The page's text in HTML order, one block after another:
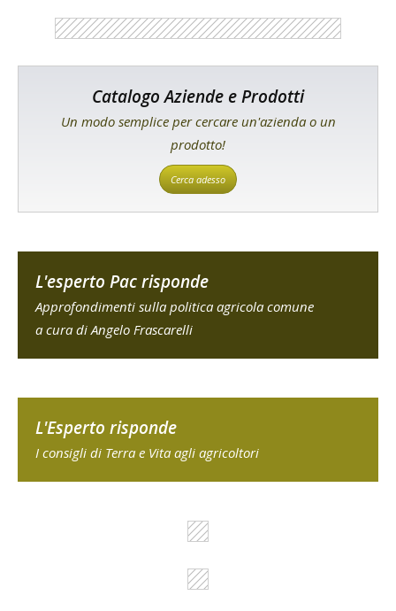
Catalogo Aziende e Prodotti
Un modo semplice per cercare un'azienda o un
prodotto!
Cerca adesso
L'esperto Pac risponde
Approfondimenti sulla politica agricola comune
a cura di Angelo Frascarelli
L'Esperto risponde
I consigli di Terra e Vita agli agricoltori